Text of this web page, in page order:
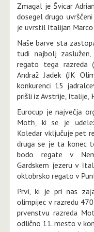
Zmagal je Švicar
dosegel drugo
je uvrstil Italijan
Naše barve sta
tudi najbolj
regato tega razreda
Andraž Jadek (JK
konkurenci 15
prišli iz Avstrije, Italije,
Eurocup je največja
Moth, ki se je
Koledar vključuje pet
druga se je ta konec
bodo regate v
Gardskem jezeru v
oktobrsko regato v
Prvi, ki je pri nas
olimpijec v razredu
prvenstvu razreda
odlično 11. mesto v